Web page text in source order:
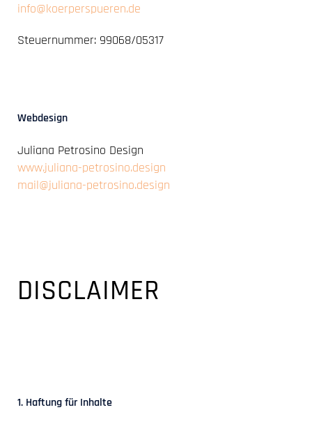
info@koerperspueren.de
Steuernummer: 99068/05317
Webdesign
Juliana Petrosino Design
www.juliana-petrosino.design
mail@juliana-petrosino.design
DISCLAIMER
1. Haftung für Inhalte